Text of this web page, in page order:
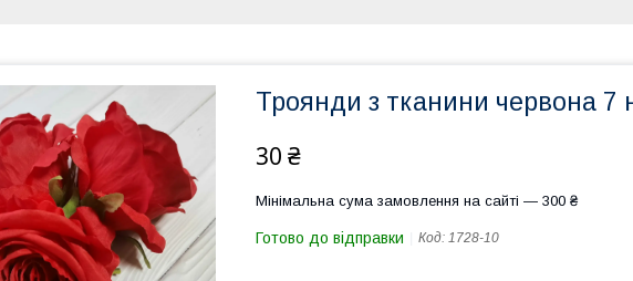
Троянди з тканини червона 7
30 ₴
Мінімальна сума замовлення на сайті — 300 ₴
Готово до відправки Код: 1728-10